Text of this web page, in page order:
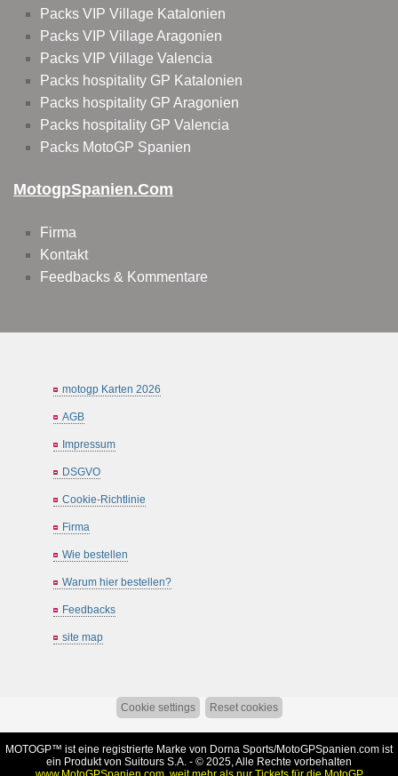
Packs VIP Village Katalonien
Packs VIP Village Aragonien
Packs VIP Village Valencia
Packs hospitality GP Katalonien
Packs hospitality GP Aragonien
Packs hospitality GP Valencia
Packs MotoGP Spanien
MotogpSpanien.com
Firma
Kontakt
Feedbacks & Kommentare
motogp Karten 2026
AGB
Impressum
DSGVO
Cookie-Richtlinie
Firma
Wie bestellen
Warum hier bestellen?
Feedbacks
site map
Cookie settings Reset cookies
MOTOGP™ ist eine registrierte Marke von Dorna Sports/MotoGPSpanien.com ist
ein Produkt von Suitours S.A. - © 2025, Alle Rechte vorbehalten